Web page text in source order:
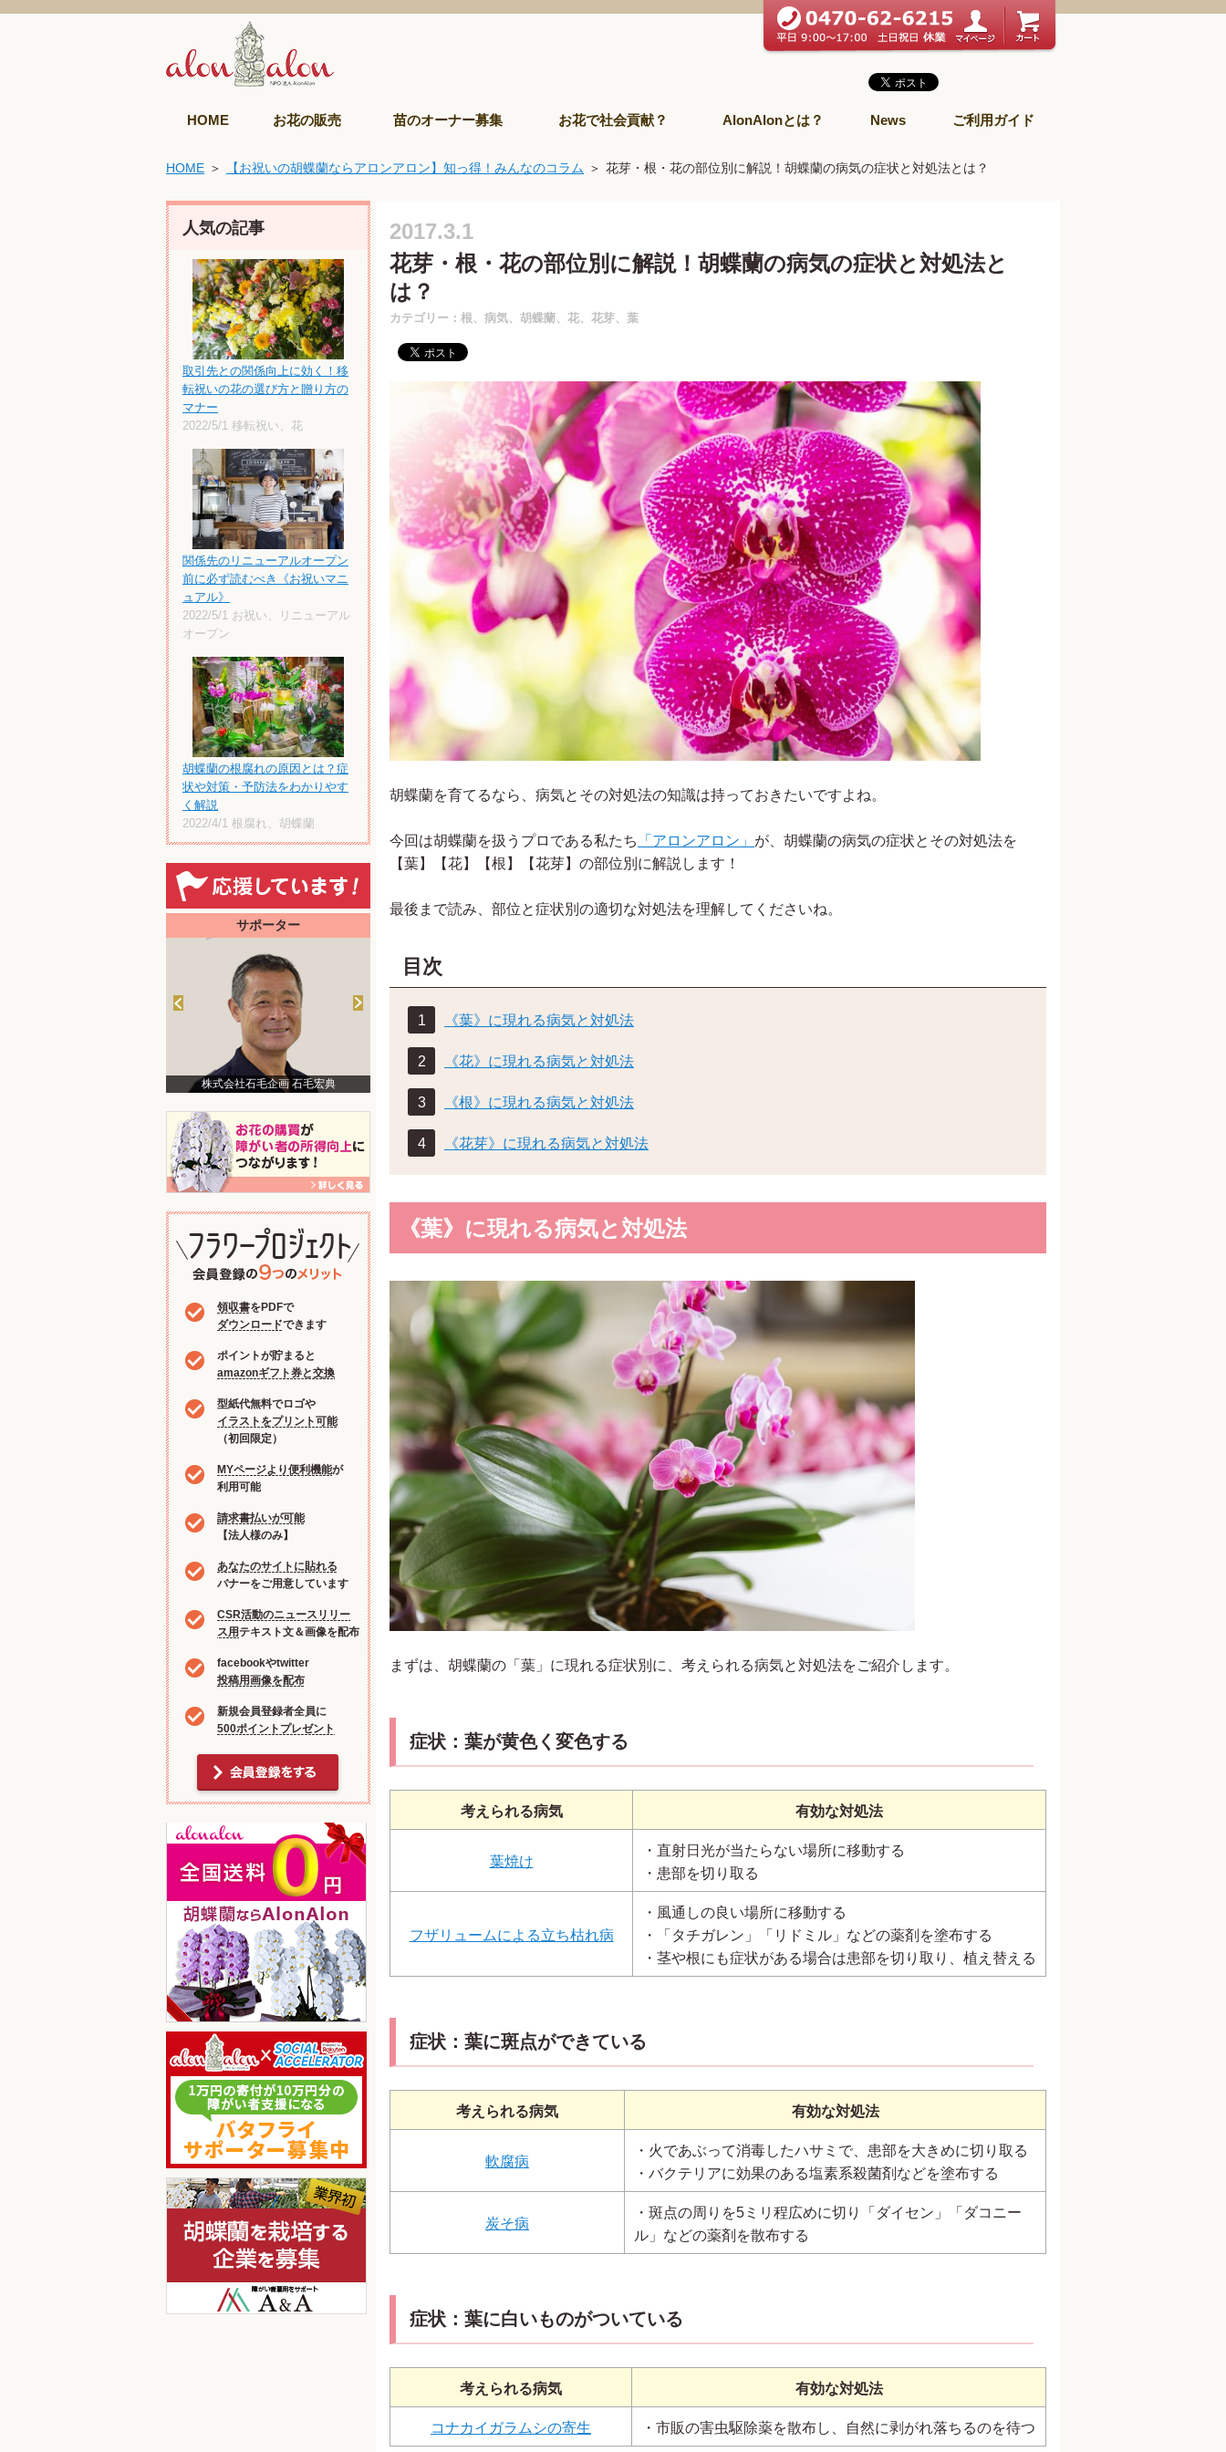
HOME お花の販売 苗のオーナー募集 お花で社会貢献？ AlonAlonとは？ News ご利用ガイド
HOME 【お祝いの胡蝶蘭ならアロンアロン】知っ得！みんなのコラム 花芽・根・花の部位別に解説！胡蝶蘭の病気の症状と対処法とは？
2017.3.1
花芽・根・花の部位別に解説！胡蝶蘭の病気の症状と対処法と
は？
カテゴリー：根、病気、胡蝶蘭、花、花芽、葉
胡蝶蘭を育てるなら、病気とその対処法の知識は持っておきたいですよね。
今回は胡蝶蘭を扱うプロである私たち 「アロンアロン」 が、胡蝶蘭の病気の症状とその対処法を
【葉】【花】【根】【花芽】の部位別に解説します！
最後まで読み、部位と症状別の適切な対処法を理解してくださいね。
目次
《葉》に現れる病気と対処法
《花》に現れる病気と対処法
《根》に現れる病気と対処法
《花芽》に現れる病気と対処法
《葉》に現れる病気と対処法
まずは、胡蝶蘭の「葉」に現れる症状別に、考えられる病気と対処法をご紹介します。
症状：葉が黄色く変色する
考えられる病気 有効な対処法
葉焼け
・直射日光が当たらない場所に移動する
・患部を切り取る
フザリュームによる立ち枯れ病
・風通しの良い場所に移動する
・「タチガレン」「リドミル」などの薬剤を塗布する
・茎や根にも症状がある場合は患部を切り取り、植え替える
症状：葉に斑点ができている
考えられる病気 有効な対処法
軟腐病
・火であぶって消毒したハサミで、患部を大きめに切り取る
・バクテリアに効果のある塩素系殺菌剤などを塗布する
炭そ病
・斑点の周りを5ミリ程広めに切り「ダイセン」「ダコニー
ル」などの薬剤を散布する
症状：葉に白いものがついている
考えられる病気 有効な対処法
コナカイガラムシの寄生 ・市販の害虫駆除薬を散布し、自然に剥がれ落ちるのを待つ
人気の記事
取引先との関係向上に効く！移
転祝いの花の選び方と贈り方の
マナー
2022/5/1 移転祝い、花
関係先のリニューアルオープン
前に必ず読むべき《お祝いマニ
ュアル》
2022/5/1 お祝い、リニューアル
オープン
胡蝶蘭の根腐れの原因とは？症
状や対策・予防法をわかりやす
く解説
2022/4/1 根腐れ、胡蝶蘭
サポーター
美術家 中津川浩章
領収書をPDFで
ダウンロードできます
ポイントが貯まると
amazonギフト券と交換
型紙代無料でロゴや
イラストをプリント可能
（初回限定）
MYページより便利機能が
利用可能
請求書払いが可能
【法人様のみ】
あなたのサイトに貼れる
バナーをご用意しています
CSR活動のニュースリリー
ス用テキスト文＆画像を配布
facebookやtwitter
投稿用画像を配布
新規会員登録者全員に
500ポイントプレゼント